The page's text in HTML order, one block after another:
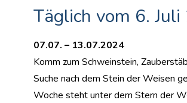
Täglich vom 6.
07.07. – 13.07.2024
Komm zum Schweinstein,
Suche nach dem Stein der Weisen
Woche steht unter dem Stern der